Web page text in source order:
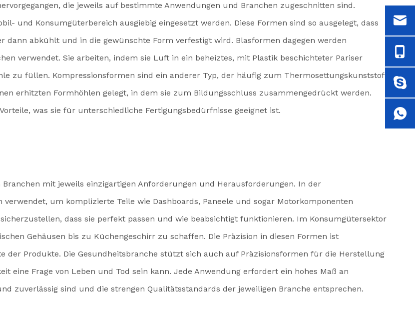
die jeweils auf bestimmte Anwendungen und Branchen zugeschnitten sind.
und Konsumgüterbereich ausgiebig eingesetzt werden. Diese Formen sind so ausgelegt, dass
abkühlt und in die gewünschte Form verfestigt wird. Blasformen dagegen werden
verwendet. Sie arbeiten, indem sie Luft in ein beheiztes, mit Plastik beschichteter Pariser
zu füllen. Kompressionsformen sind ein anderer Typ, der häufig zum Thermosettungskunststoff
erhitzten Formhöhlen gelegt, in dem sie zum Bildungsschluss zusammengedrückt werden.
was sie für unterschiedliche Fertigungsbedürfnisse geeignet ist.
mit jeweils einzigartigen Anforderungen und Herausforderungen. In der
um komplizierte Teile wie Dashboards, Paneele und sogar Motorkomponenten
dass sie perfekt passen und wie beabsichtigt funktionieren. Im Konsumgütersektor
Gehäusen bis zu Küchengeschirr zu schaffen. Die Präzision in diesen Formen ist
der Produkte. Die Gesundheitsbranche stützt sich auch auf Präzisionsformen für die Herstellung
eine Frage von Leben und Tod sein kann. Jede Anwendung erfordert ein hohes Maß an
zuverlässig sind und die strengen Qualitätsstandards der jeweiligen Branche entsprechen.